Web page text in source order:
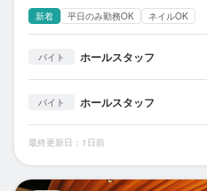
新着 平日のみ勤務OK ネイルOK
バイト ホールスタッフ
バイト ホールスタッフ
最終更新日：1日前